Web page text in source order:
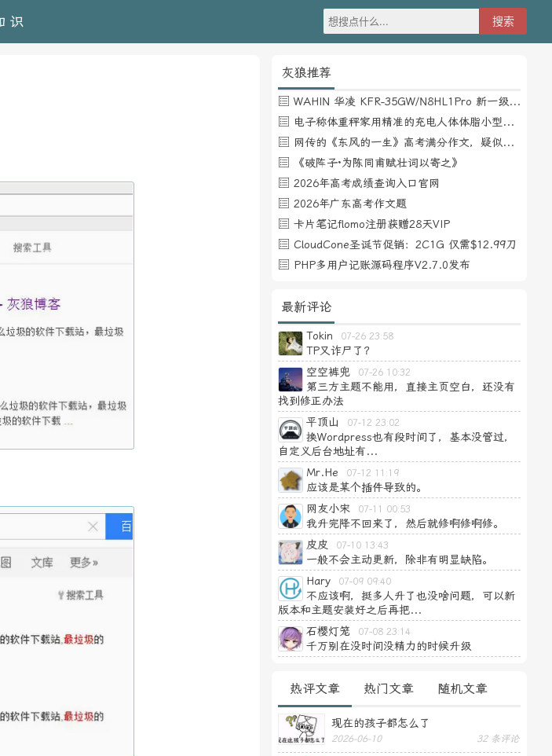
识
灰狼推荐
WAHIN 华凌 KFR-35GW/N8HL1Pro 新一级能效 壁挂式空调 1.5匹
电子称体重秤家用精准的充电人体体脂小型称重支持HUAWEI HiLink
网传的《东风的一生》高考满分作文，疑似自媒体或其他渠道炒作
《破阵子·为陈同甫赋壮词以寄之》
2026年高考成绩查询入口官网
2026年广东高考作文题
卡片笔记flomo注册获赠28天VIP
CloudCone圣诞节促销：2C1G 仅需$12.99刀
PHP多用户记账源码程序V2.7.0发布
最新评论
Tokin 07-26 23:58
TP又诈尸了？
空空裤兜
07-26 10:32
第三方主题不能用，直接主页空白，还没有
找到修正办法
平顶山
07-12 23:02
换Wordpress也有段时间了，基本没管过，
自定义后台地址有...
Mr.He
07-12 11:19
应该是某个插件导致的。
网友小宋
07-11 00:53
我升完降不回来了，然后就修啊修啊修。
皮皮
07-10 13:43
一般不会主动更新，除非有明显缺陷。
Hary
07-09 09:40
不应该啊，挺多人升了也没啥问题，可以新
版本和主题安装好之后再把...
石樱灯笼
07-08 23:14
千万别在没时间没精力的时候升级
热评文章 热门文章 随机文章
现在的孩子都怎么了
2026-06-10 32 条评论